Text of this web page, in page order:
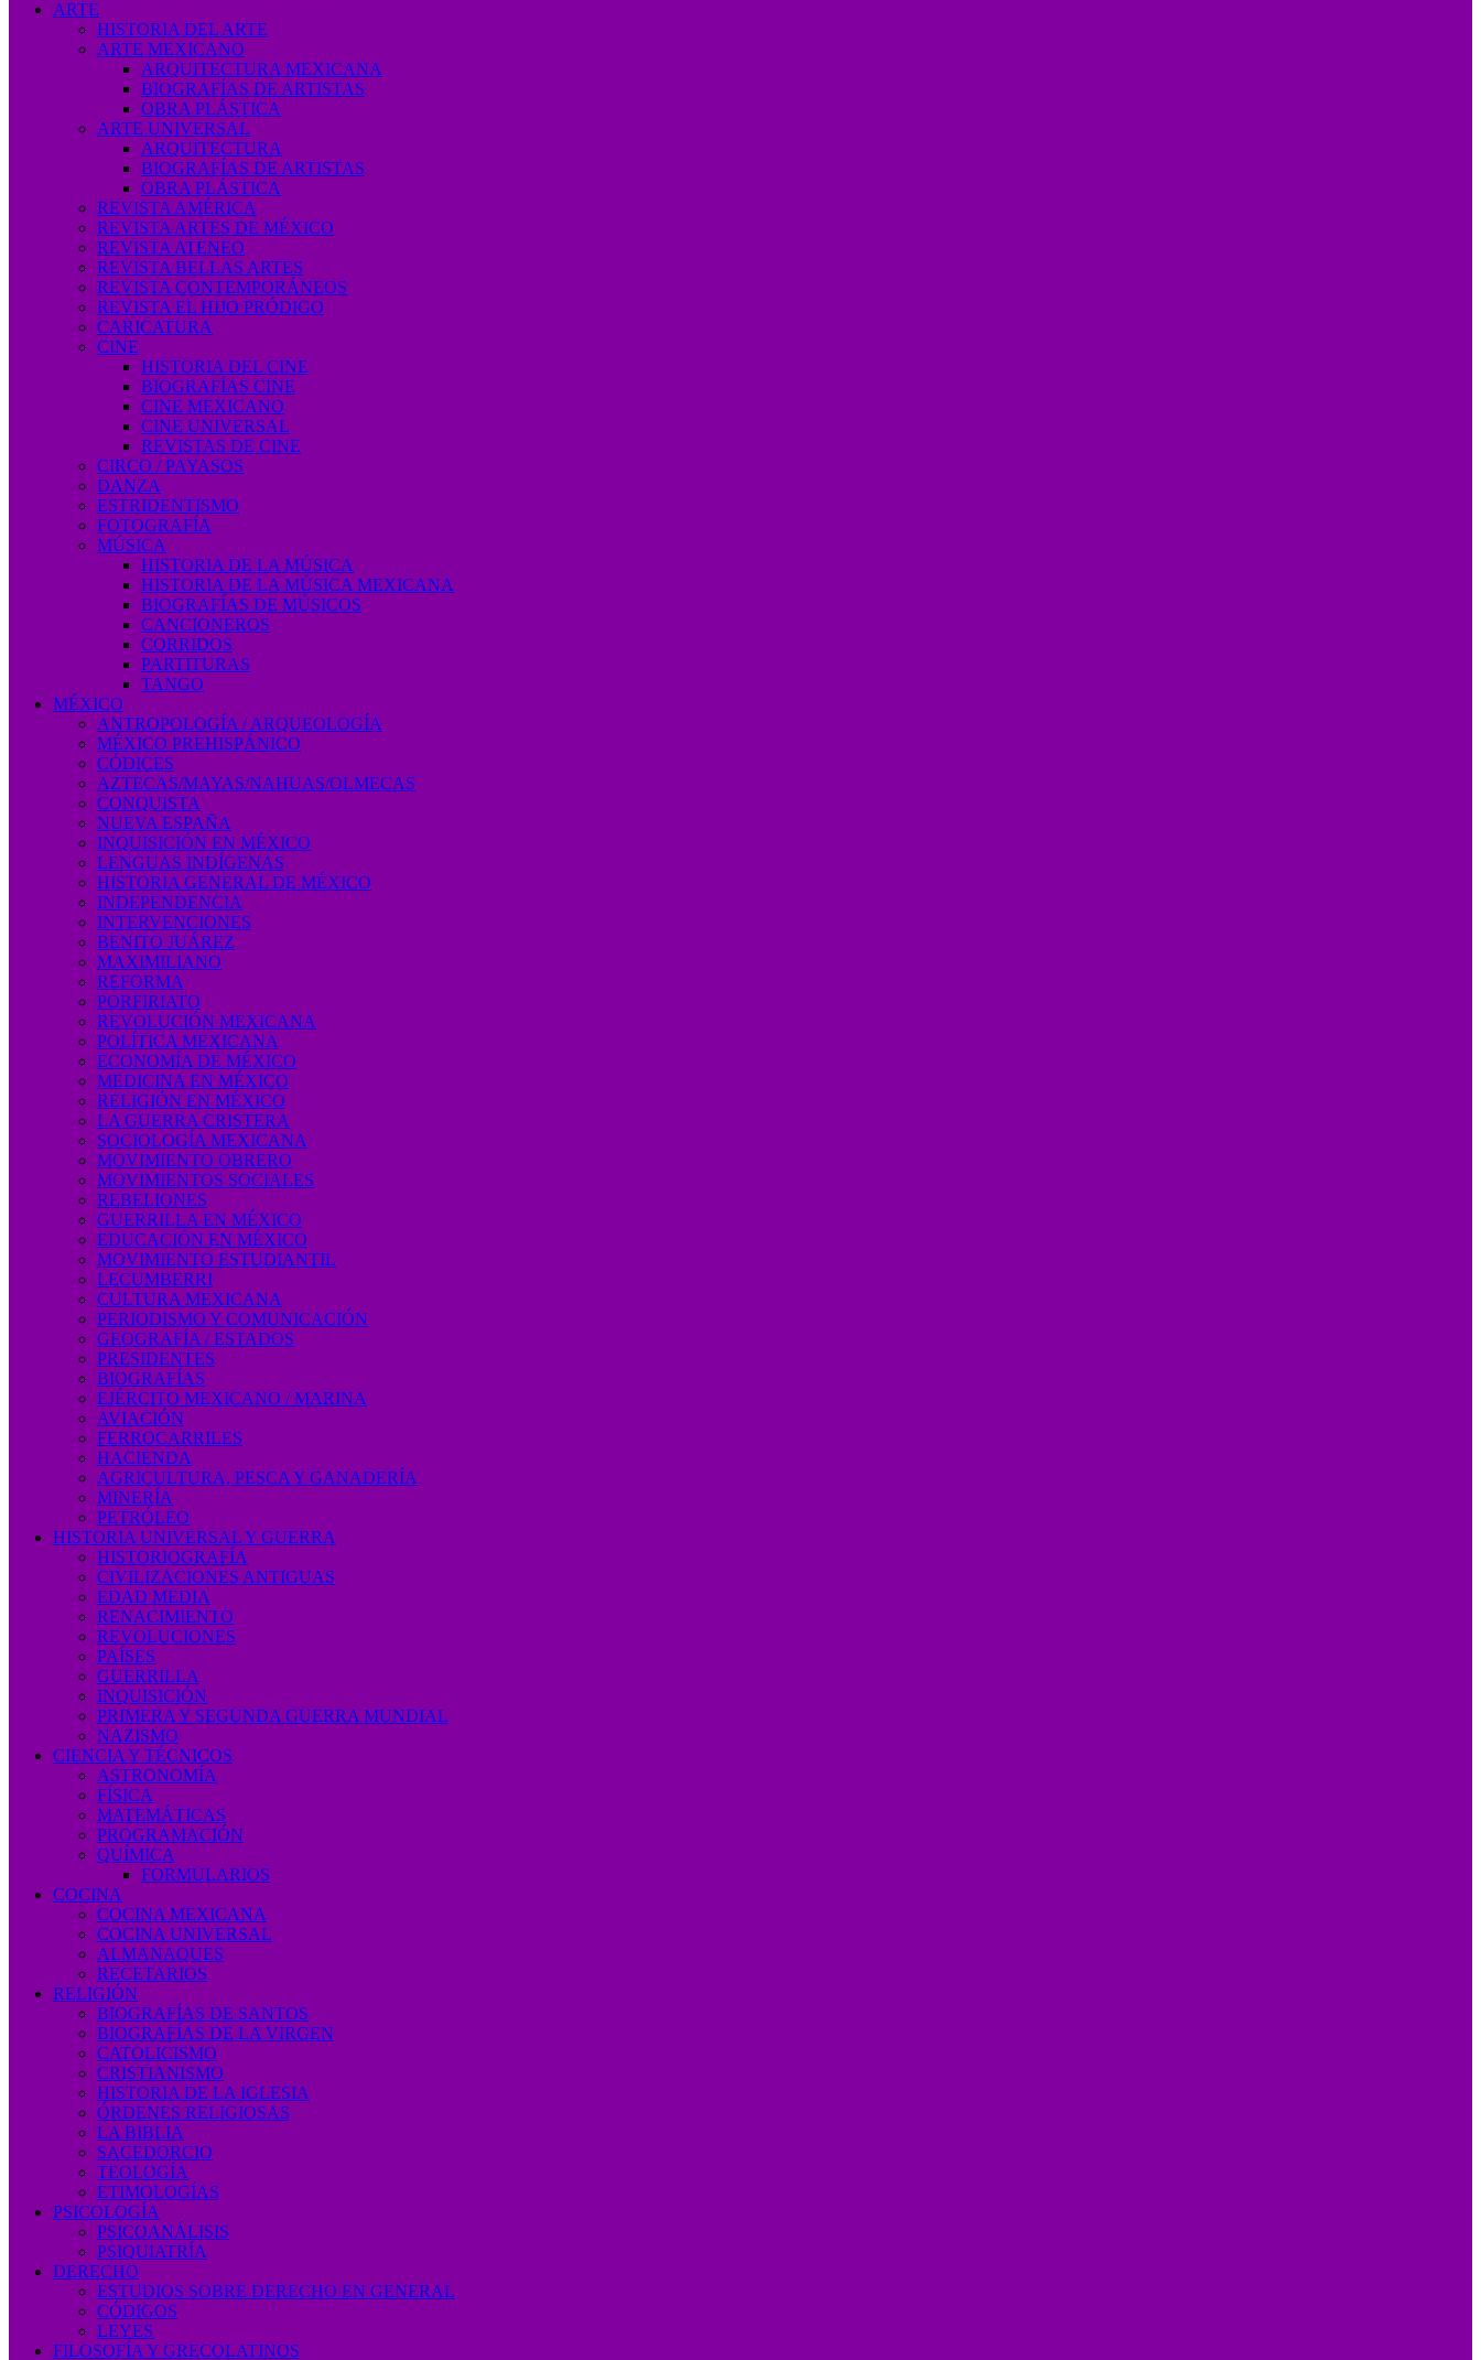
ARTE
HISTORIA DEL ARTE
ARTE MEXICANO
ARQUITECTURA MEXICANA
BIOGRAFÍAS DE ARTISTAS
OBRA PLÁSTICA
ARTE UNIVERSAL
ARQUITECTURA
BIOGRAFÍAS DE ARTISTAS
OBRA PLÁSTICA
REVISTA AMÉRICA
REVISTA ARTES DE MÉXICO
REVISTA ATENEO
REVISTA BELLAS ARTES
REVISTA CONTEMPORÁNEOS
REVISTA EL HIJO PRÓDIGO
CARICATURA
CINE
HISTORIA DEL CINE
BIOGRAFÍAS CINE
CINE MEXICANO
CINE UNIVERSAL
REVISTAS DE CINE
CIRCO / PAYASOS
DANZA
ESTRIDENTISMO
FOTOGRAFÍA
MÚSICA
HISTORIA DE LA MÚSICA
HISTORIA DE LA MÚSICA MEXICANA
BIOGRAFÍAS DE MÚSICOS
CANCIONEROS
CORRIDOS
PARTITURAS
TANGO
MÉXICO
ANTROPOLOGÍA / ARQUEOLOGÍA
MÉXICO PREHISPÁNICO
CÓDICES
AZTECAS/MAYAS/NAHUAS/OLMECAS
CONQUISTA
NUEVA ESPAÑA
INQUISICIÓN EN MÉXICO
LENGUAS INDÍGENAS
HISTORIA GENERAL DE MÉXICO
INDEPENDENCIA
INTERVENCIONES
BENITO JUÁREZ
MAXIMILIANO
REFORMA
PORFIRIATO
REVOLUCIÓN MEXICANA
POLÍTICA MEXICANA
ECONOMÍA DE MÉXICO
MEDICINA EN MÉXICO
RELIGIÓN EN MÉXICO
LA GUERRA CRISTERA
SOCIOLOGÍA MEXICANA
MOVIMIENTO OBRERO
MOVIMIENTOS SOCIALES
REBELIONES
GUERRILLA EN MÉXICO
EDUCACIÓN EN MÉXICO
MOVIMIENTO ESTUDIANTIL
LECUMBERRI
CULTURA MEXICANA
PERIODISMO Y COMUNICACIÓN
GEOGRAFÍA / ESTADOS
PRESIDENTES
BIOGRAFÍAS
EJÉRCITO MEXICANO / MARINA
AVIACIÓN
FERROCARRILES
HACIENDA
AGRICULTURA, PESCA Y GANADERÍA
MINERÍA
PETRÓLEO
HISTORIA UNIVERSAL Y GUERRA
HISTORIOGRAFÍA
CIVILIZACIONES ANTIGUAS
EDAD MEDIA
RENACIMIENTO
REVOLUCIONES
PAÍSES
GUERRILLA
INQUISICIÓN
PRIMERA Y SEGUNDA GUERRA MUNDIAL
NAZISMO
CIENCIA Y TÉCNICOS
ASTRONOMÍA
FÍSICA
MATEMÁTICAS
PROGRAMACIÓN
QUÍMICA
FORMULARIOS
COCINA
COCINA MEXICANA
COCINA UNIVERSAL
ALMANAQUES
RECETARIOS
RELIGIÓN
BIOGRAFÍAS DE SANTOS
BIOGRAFÍAS DE LA VIRGEN
CATOLICISMO
CRISTIANISMO
HISTORIA DE LA IGLESIA
ÓRDENES RELIGIOSAS
LA BIBLIA
SACEDORCIO
TEOLOGÍA
ETIMOLOGÍAS
PSICOLOGÍA
PSICOANÁLISIS
PSIQUIATRÍA
DERECHO
ESTUDIOS SOBRE DERECHO EN GENERAL
CÓDIGOS
LEYES
FILOSOFÍA Y GRECOLATINOS